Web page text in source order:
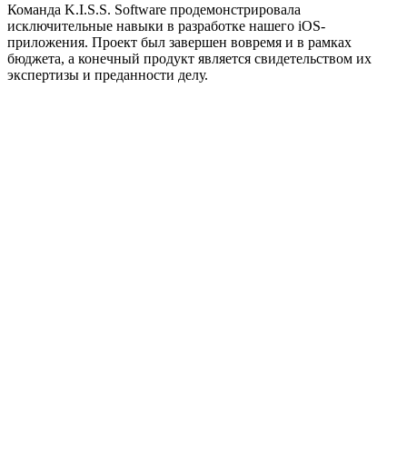
Команда K.I.S.S. Software продемонстрировала
исключительные навыки в разработке нашего iOS-
приложения. Проект был завершен вовремя и в рамках
бюджета, а конечный продукт является свидетельством их
экспертизы и преданности делу.